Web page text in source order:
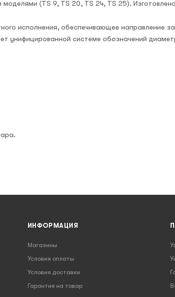
(TS 9, TS 20, TS 24, TS 25).
исполнения, обеспечивающее направление
унифицированной системе обозначений
ИНФОРМАЦИЯ
Магазины
Условия оплаты
Условия доставки
Гарантия на товар